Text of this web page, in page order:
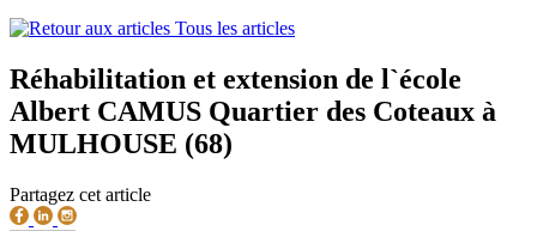
Tous les articles
Réhabilitation et extension de l`école
Albert CAMUS Quartier des Coteaux à
MULHOUSE (68)
Partagez cet article